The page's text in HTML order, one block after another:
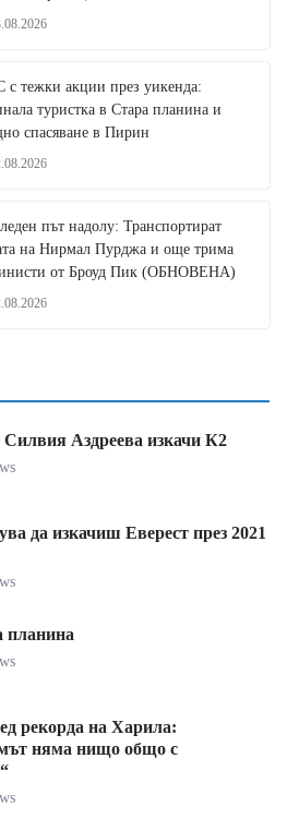
с тежки акции през уикенда:
туристка в Стара планина и
спасяване в Пирин
път надолу: Транспортират
на Нирмал Пурджа и още трима
от Броуд Пик (ОБНОВЕНА)
Аздреева изкачи К2
да изкачиш Еверест през 2021
планина
рекорда на Харила:
няма нищо общо с